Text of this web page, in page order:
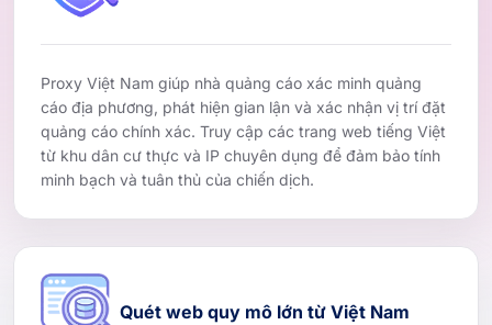
Proxy Việt Nam giúp nhà quảng cáo xác minh quảng
cáo địa phương, phát hiện gian lận và xác nhận vị trí đặt
quảng cáo chính xác. Truy cập các trang web tiếng Việt
từ khu dân cư thực và IP chuyên dụng để đảm bảo tính
minh bạch và tuân thủ của chiến dịch.
Quét web quy mô lớn từ Việt Nam